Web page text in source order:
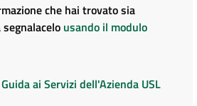
che hai trovato sia
usando il modulo
ai Servizi dell'Azienda USL